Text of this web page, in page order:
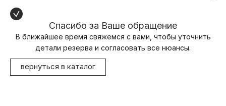
Спасибо за Ваше обращение
В ближайшее время свяжемся с вами, чтобы уточнить
детали резерва и согласовать все нюансы.
вернуться в каталог